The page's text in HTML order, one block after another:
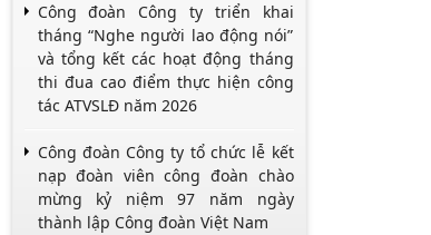
Công đoàn Công ty triển khai
tháng “Nghe người lao động nói”
và tổng kết các hoạt động tháng
thi đua cao điểm thực hiện công
tác ATVSLĐ năm 2026
Công đoàn Công ty tổ chức lễ kết
nạp đoàn viên công đoàn chào
mừng kỷ niệm 97 năm ngày
thành lập Công đoàn Việt Nam